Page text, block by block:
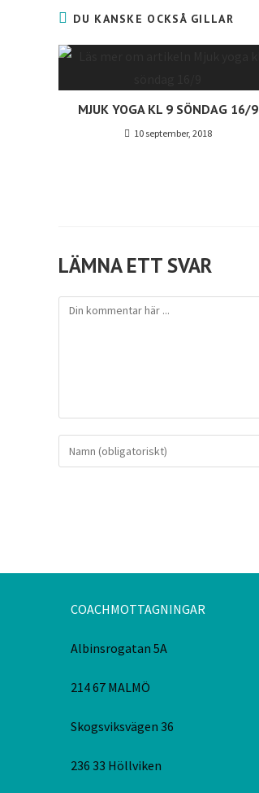
DU KANSKE OCKSÅ GILLAR
MJUK YOGA KL 9 SÖNDAG 16/9
10 september, 2018
LÄMNA ETT SVAR
COACHMOTTAGNINGAR
Albinsrogatan 5A
214 67 MALMÖ
Skogsviksvägen 36
236 33 Höllviken